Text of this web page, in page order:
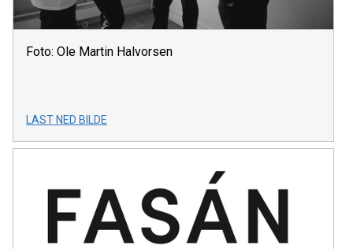
Foto: Ole Martin Halvorsen
LAST NED BILDE